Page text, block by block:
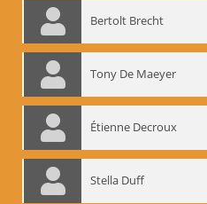
Bertolt Brecht
Tony De Maeyer
Étienne Decroux
Stella Duff